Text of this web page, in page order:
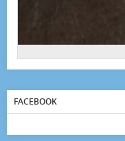
FACEBOOK